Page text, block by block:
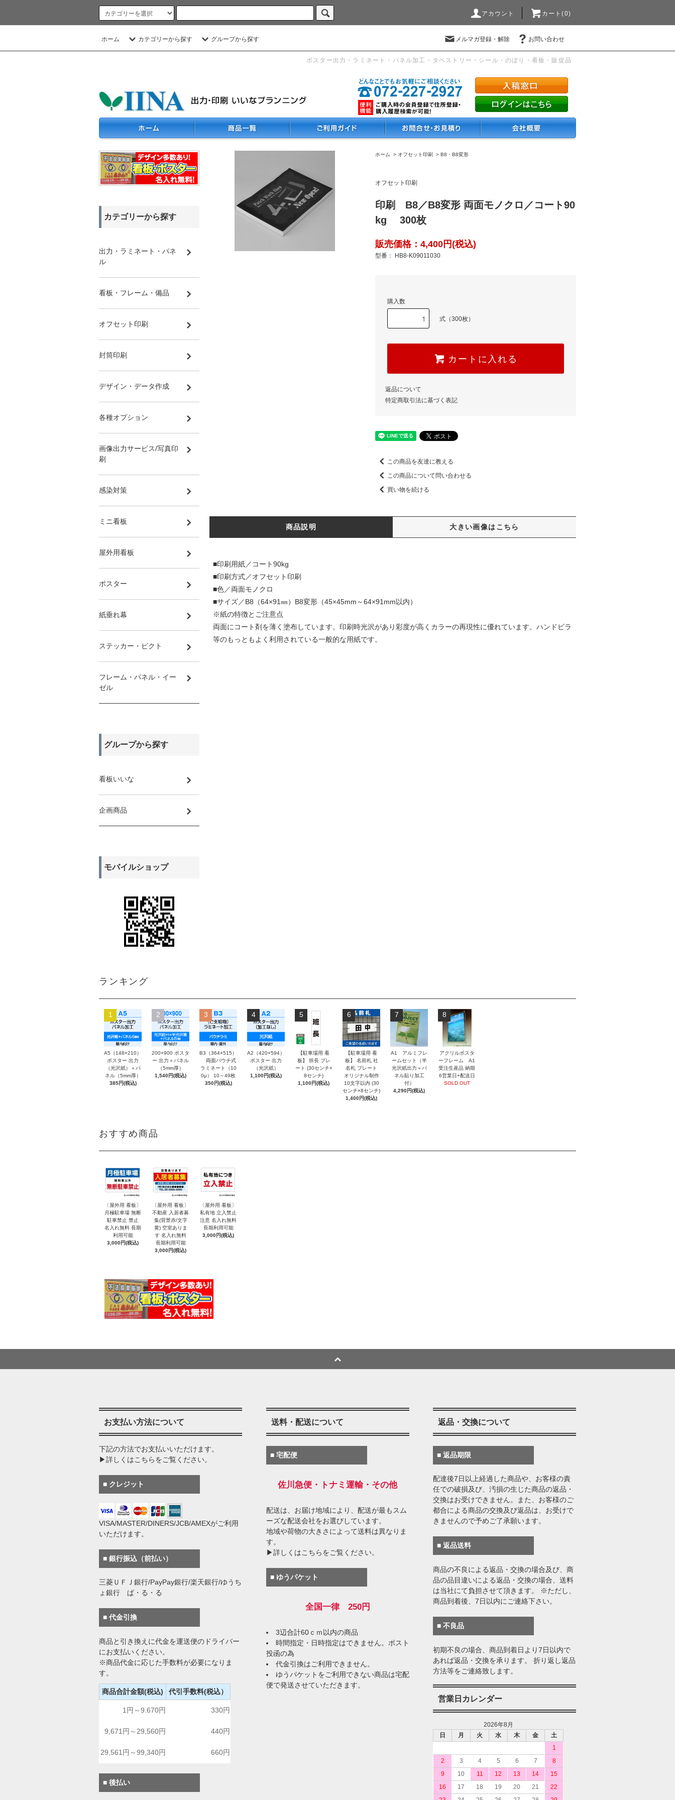
アカウント カート(0)
ホーム カテゴリーから探す グループから探す メルマガ登録・解除 お問い合わせ
ポスター出力・ラミネート・パネル加工・タペストリー・シール・のぼり・看板・販促品
ホーム > オフセット印刷 > B8・B8変形
オフセット印刷
印刷 B8／B8変形 両面モノクロ／コート90
kg 300枚
販売価格：4,400円(税込)
型番： HB8-K09011030
購入数
式（300枚）
カートに入れる
返品について
特定商取引法に基づく表記
この商品を友達に教える
この商品について問い合わせる
買い物を続ける
商品説明 大きい画像はこちら
■印刷用紙／コート90kg
■印刷方式／オフセット印刷
■色／両面モノクロ
■サイズ／B8（64×91㎜）B8変形（45×45mm～64×91mm以内）
※紙の特徴とご注意点
両面にコート剤を薄く塗布しています。印刷時光沢があり彩度が高くカラーの再現性に優れています。ハンドビラ
等のもっともよく利用されている一般的な用紙です。
カテゴリーから探す
出力・ラミネート・パネ
ル
看板・フレーム・備品
オフセット印刷
封筒印刷
デザイン・データ作成
各種オプション
画像出力サービス/写真印
刷
感染対策
ミニ看板
屋外用看板
ポスター
紙垂れ幕
ステッカー・ピクト
フレーム・パネル・イー
ゼル
グループから探す
看板いいな
企画商品
モバイルショップ
ランキング
1
A5（148×210）
ポスター 出力
（光沢紙）＋パ
ネル（5mm厚）
385円(税込)
2
200×900 ポスタ
ー 出力＋パネル
（5mm厚）
1,540円(税込)
3
B3（364×515）
両面パウチ式
ラミネート（10
0μ） 10～49枚
350円(税込)
4
A2（420×594）
ポスター 出力
（光沢紙）
1,100円(税込)
5
【駐車場用 看
板】 班長 プレ
ート (30センチ×
8センチ)
1,100円(税込)
6
【駐車場用 看
板】 名前札 社
名札 プレート
オリジナル制作
10文字以内 (30
センチ×8センチ)
1,400円(税込)
7
A1 アルミフレ
ームセット（半
光沢紙出力＋パ
ネル貼り加工
付）
4,290円(税込)
8
アクリルポスタ
ーフレーム A1
受注生産品 納期
6営業日+配送日
SOLD OUT
おすすめ商品
〔屋外用 看板〕
月極駐車場 無断
駐車禁止 禁止
名入れ無料 長期
利用可能
3,000円(税込)
〔屋外用 看板〕
不動産 入居者募
集(背景赤/文字
黄) 空室ありま
す 名入れ無料
長期利用可能
3,000円(税込)
〔屋外用 看板〕
私有地 立入禁止
注意 名入れ無料
長期利用可能
3,000円(税込)
お支払い方法について
下記の方法でお支払いいただけます。
▶詳しくはこちらをご覧ください。
■ クレジット
VISA/MASTER/DINERS/JCB/AMEXがご利用
いただけます。
■ 銀行振込（前払い）
三菱ＵＦＪ銀行/PayPay銀行/楽天銀行/ゆうち
ょ銀行 ぱ・る・る
■ 代金引換
商品と引き換えに代金を運送便のドライバー
にお支払いください。
※商品代金に応じた手数料が必要になりま
す。
商品合計金額(税込) 代引手数料(税込）
1円～9.670円 330円
9,671円～29,560円 440円
29,561円～99,340円 660円
■ 後払い
送料・配送について
■ 宅配便
佐川急便・トナミ運輸・その他
配送は、お届け地域により、配送が最もスム
ーズな配送会社をお選びしています。
地域や荷物の大きさによって送料は異なりま
す。
▶詳しくはこちらをご覧ください。
■ ゆうパケット
全国一律 250円
3辺合計60ｃｍ以内の商品
時間指定・日時指定はできません。ポスト
投函の為
代金引換はご利用できません。
ゆうパケットをご利用できない商品は宅配
便で発送させていただきます。
返品・交換について
■ 返品期限
配達後7日以上経過した商品や、お客様の責
任での破損及び、汚損の生じた商品の返品・
交換はお受けできません。また、お客様のご
都合による商品の交換及び返品は、お受けで
きませんので予めご了承願います。
■ 返品送料
商品の不良による返品・交換の場合及び、商
品の品目違いによる返品・交換の場合、送料
は当社にて負担させて頂きます。 ※ただし、
商品到着後、7日以内にご連絡下さい。
■ 不良品
初期不良の場合、商品到着日より7日以内で
あれば返品・交換を承ります。 折り返し返品
方法等をご連絡致します。
営業日カレンダー
2026年8月
日
月 火 水 木 金
土
1
2
3 4 5 6 7
8
9
10 11 12 13 14
15
16
17 18 19 20 21
22